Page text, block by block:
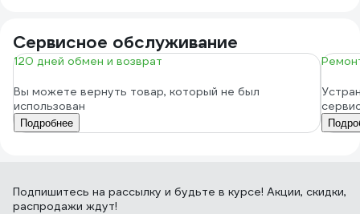
Сервисное обслуживание
120 дней обмен и возврат
Вы можете вернуть товар, который не был
использован
Подробнее
Подпишитесь на рассылку и будьте в курсе! Акции, скидки,
распродажи ждут!